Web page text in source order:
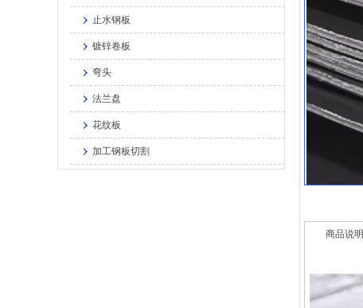
止水钢板
镀锌卷板
弯头
法兰盘
花纹板
加工钢板切割
商品说明